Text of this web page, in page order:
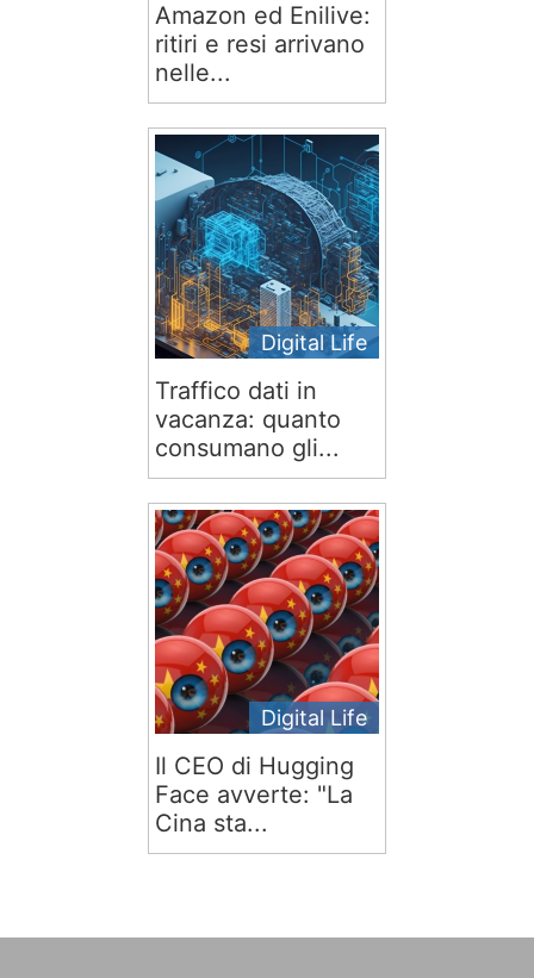
Amazon ed Enilive:
ritiri e resi arrivano
nelle...
Digital Life
Traffico dati in
vacanza: quanto
consumano gli...
Digital Life
Il CEO di Hugging
Face avverte: "La
Cina sta...